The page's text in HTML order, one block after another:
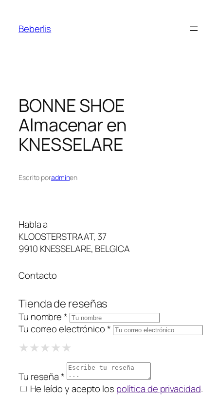
Beberlis
BONNE SHOE
Almacenar en
KNESSELARE
Escrito poradminen
Habla a
KLOOSTERSTRAAT, 37
9910 KNESSELARE, BELGICA
Contacto
Tienda de reseñas
Tu nombre *
Tu correo electrónico *
★1 Star
★★2 Stars
★★★3 Stars
★★★★4 Stars
★★★★★
Tu reseña *
He leído y acepto los política de privacidad.